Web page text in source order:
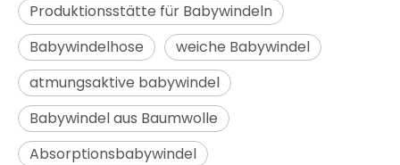
Produktionsstätte für Babywindeln
Babywindelhose
weiche Babywindel
atmungsaktive babywindel
Babywindel aus Baumwolle
Absorptionsbabywindel